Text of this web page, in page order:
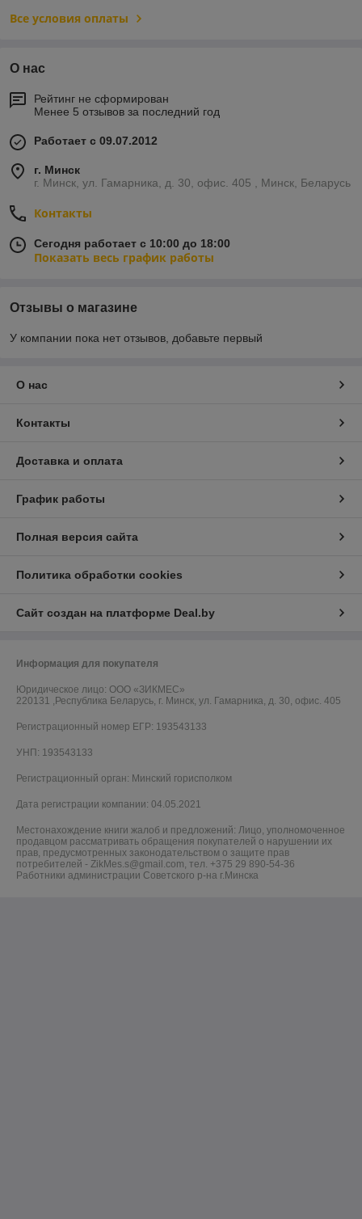
Все условия оплаты
О нас
Рейтинг не сформирован
Менее 5 отзывов за последний год
Работает с 09.07.2012
г. Минск
г. Минск, ул. Гамарника, д. 30, офис. 405 , Минск, Беларусь
Контакты
Сегодня работает с 10:00 до 18:00
Показать весь график работы
Отзывы о магазине
У компании пока нет отзывов, добавьте первый
О нас
Контакты
Доставка и оплата
График работы
Полная версия сайта
Политика обработки cookies
Сайт создан на платформе Deal.by
Информация для покупателя
Юридическое лицо: ООО «ЗИКМЕС»
220131 ,Республика Беларусь, г. Минск, ул. Гамарника, д. 30, офис. 405
Регистрационный номер ЕГР: 193543133
УНП: 193543133
Регистрационный орган: Минский горисполком
Дата регистрации компании: 04.05.2021
Местонахождение книги жалоб и предложений: Лицо, уполномоченное
продавцом рассматривать обращения покупателей о нарушении их
прав, предусмотренных законодательством о защите прав
потребителей - ZikMes.s@gmail.com, тел. +375 29 890-54-36
Работники администрации Советского р-на г.Минска